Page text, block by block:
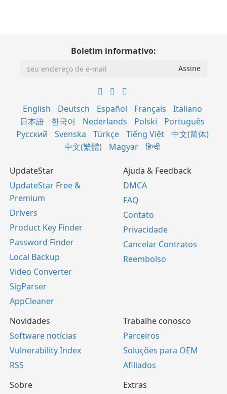
Boletim informativo:
English Deutsch Español Français
Italiano
日本語
한국어 Nederlands Polski
Português
Русский
Svenska Türkçe Tiếng Việt
中文(简体)
中文(繁體)
Magyar हिन्दी
UpdateStar
UpdateStar Free &
Premium
Drivers
Product Key Finder
Password Finder
Local Backup
Video Converter
SigParser
AppCleaner
Ajuda & Feedback
DMCA
FAQ
Contato
Privacidade
Cancelar Contratos
Reembolso
Novidades
Software notícias
Vulnerability Index
RSS
Trabalhe conosco
Parceiros
Soluções para OEM
Afiliados
Sobre
Extras